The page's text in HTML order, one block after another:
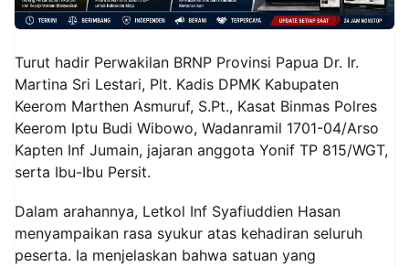
Turut hadir Perwakilan BRNP Provinsi Papua Dr. Ir.
Martina Sri Lestari, Plt. Kadis DPMK Kabupaten
Keerom Marthen Asmuruf, S.Pt., Kasat Binmas Polres
Keerom Iptu Budi Wibowo, Wadanramil 1701-04/Arso
Kapten Inf Jumain, jajaran anggota Yonif TP 815/WGT,
serta Ibu-Ibu Persit.
Dalam arahannya, Letkol Inf Syafiuddien Hasan
menyampaikan rasa syukur atas kehadiran seluruh
peserta. Ia menjelaskan bahwa satuan yang